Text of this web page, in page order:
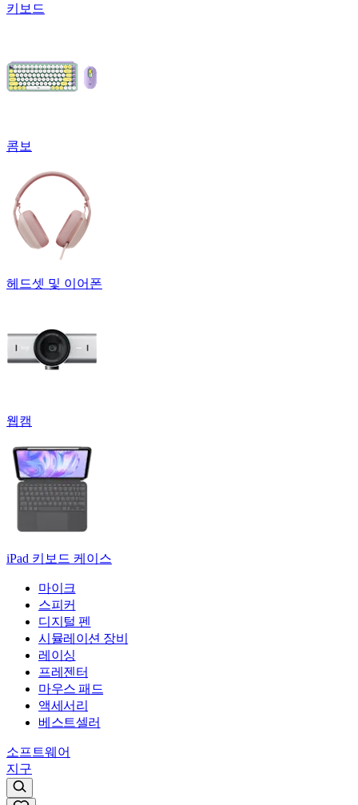
키보드
콤보
헤드셋 및 이어폰
웹캠
iPad 키보드 케이스
마이크
스피커
디지털 펜
시뮬레이션 장비
레이싱
프레젠터
마우스 패드
액세서리
베스트셀러
소프트웨어
지구